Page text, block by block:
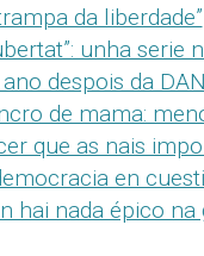
da liberdade”
unha serie
ano despois da
de mama:
que as nais
en
hai nada épico na